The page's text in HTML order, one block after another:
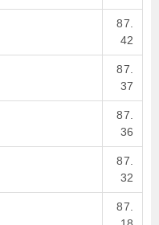
87.
42
87.
37
87.
36
87.
32
87.